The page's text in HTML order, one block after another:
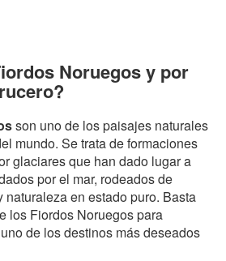
Noruegos y por
son uno de los paisajes naturales
mundo. Se trata de formaciones
glaciares que han dado lugar a
por el mar, rodeados de
naturaleza en estado puro. Basta
los Fiordos Noruegos para
de los destinos más deseados